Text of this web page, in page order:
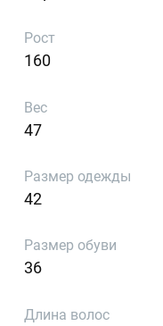
Рост
160
Вес
47
Размер одежды
42
Размер обуви
36
Длина волос